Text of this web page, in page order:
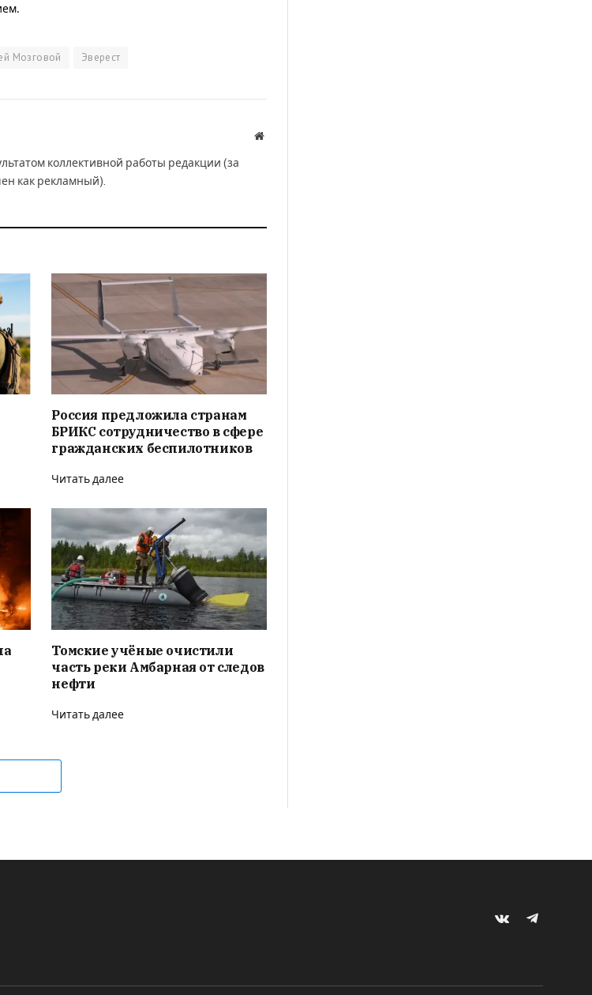
Мозговой Эверест
Website
коллективной работы редакции (за
как рекламный).
Россия предложила странам
БРИКС сотрудничество в сфере
гражданских беспилотников
Читать далее
Томские учёные очистили
часть реки Амбарная от следов
нефти
Читать далее
VKontakteTelegram